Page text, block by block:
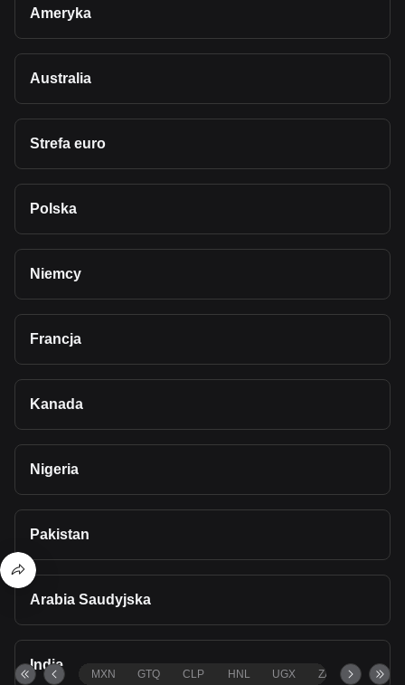
Ameryka
Australia
Strefa euro
Polska
Niemcy
Francja
Kanada
Nigeria
Pakistan
Arabia Saudyjska
Indie
MXN GTQ CLP HNL UGX ZAR TND